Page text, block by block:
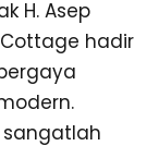
H. Asep
Cottage hadir